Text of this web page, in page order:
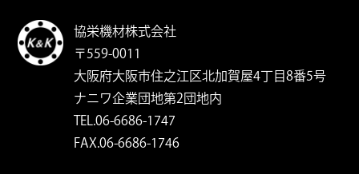
協栄機材株式会社
〒559-0011
大阪府大阪市住之江区北加賀屋4丁目8番5号
ナニワ企業団地第2団地内
TEL.06-6686-1747
FAX.06-6686-1746